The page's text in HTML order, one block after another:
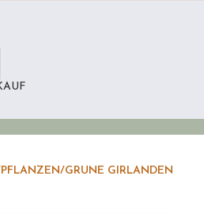
PFLANZEN/GRUNE GIRLANDEN